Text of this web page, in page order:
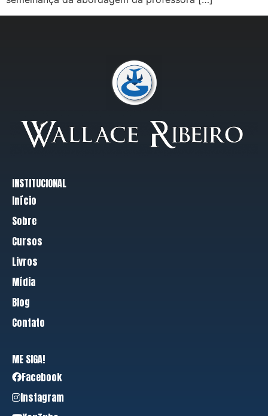
INSTITUCIONAL
Início
Sobre
Cursos
Livros
Mídia
Blog
Contato
ME SIGA!
Facebook
Instagram